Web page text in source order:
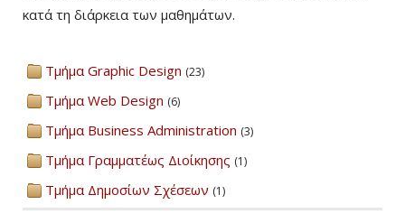
κατά τη διάρκεια των μαθημάτων.
Τμήμα Graphic Design (23)
Τμήμα Web Design (6)
Τμήμα Business Administration (3)
Τμήμα Γραμματέως Διοίκησης (1)
Τμήμα Δημοσίων Σχέσεων (1)